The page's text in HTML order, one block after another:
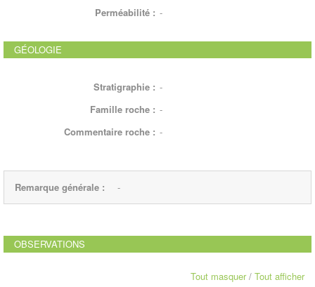
Perméabilité : -
GÉOLOGIE
Stratigraphie : -
Famille roche : -
Commentaire roche : -
Remarque générale : -
OBSERVATIONS
Tout masquer/ Tout afficher